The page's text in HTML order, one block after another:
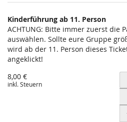
Kinderführung ab 11. Person
ACHTUNG: Bitte immer zuerst die
auswählen. Sollte eure Gruppe
wird ab der 11. Person dieses
angeklickt!
8,00 €
inkl. Steuern